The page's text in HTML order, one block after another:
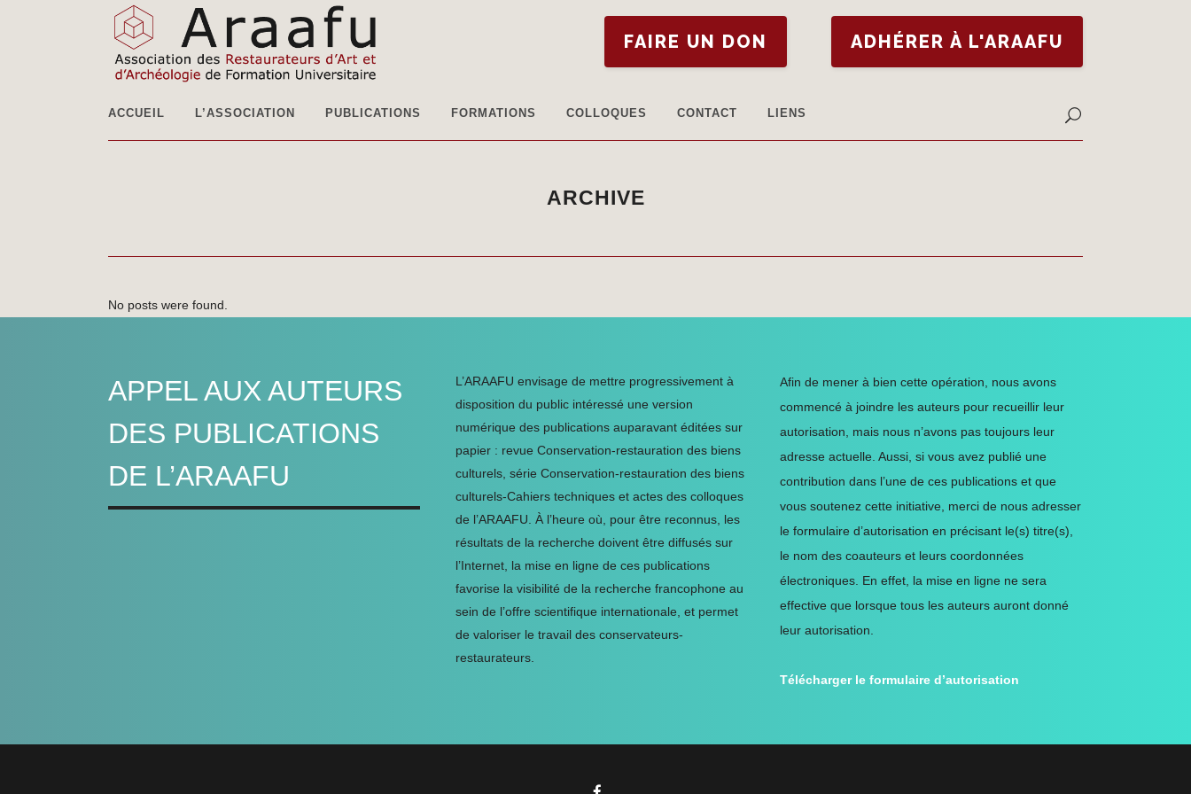
FAIRE UN DON ADHÉRER À L'ARAAFU
ACCUEIL L’ASSOCIATION PUBLICATIONS FORMATIONS COLLOQUES CONTACT LIENS
ARCHIVE
No posts were found.
APPEL AUX AUTEURS
DES PUBLICATIONS
DE L’ARAAFU
L’ARAAFU envisage de mettre progressivement à
disposition du public intéressé une version
numérique des publications auparavant éditées sur
papier : revue Conservation-restauration des biens
culturels, série Conservation-restauration des biens
culturels-Cahiers techniques et actes des colloques
de l’ARAAFU. À l’heure où, pour être reconnus, les
résultats de la recherche doivent être diffusés sur
l’Internet, la mise en ligne de ces publications
favorise la visibilité de la recherche francophone au
sein de l’offre scientifique internationale, et permet
de valoriser le travail des conservateurs-
restaurateurs.
Afin de mener à bien cette opération, nous avons
commencé à joindre les auteurs pour recueillir leur
autorisation, mais nous n’avons pas toujours leur
adresse actuelle. Aussi, si vous avez publié une
contribution dans l’une de ces publications et que
vous soutenez cette initiative, merci de nous adresser
le formulaire d’autorisation en précisant le(s) titre(s),
le nom des coauteurs et leurs coordonnées
électroniques. En effet, la mise en ligne ne sera
effective que lorsque tous les auteurs auront donné
leur autorisation.
Télécharger le formulaire d’autorisation